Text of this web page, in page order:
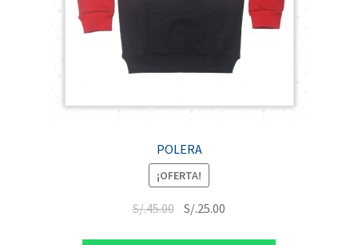
POLERA
¡OFERTA!
S/.45.00 S/.25.00